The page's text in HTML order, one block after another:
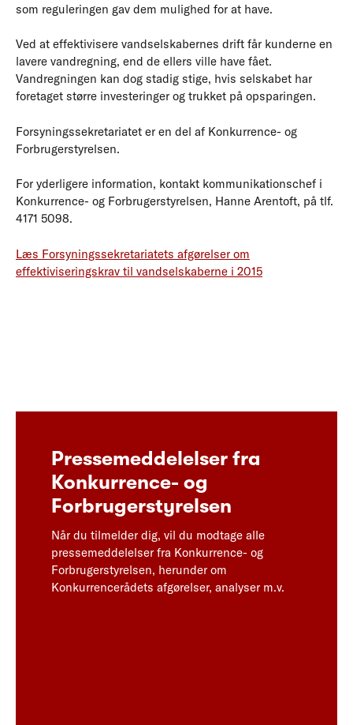
som reguleringen gav dem mulighed for at have.
Ved at effektivisere vandselskabernes drift får kunderne en
lavere vandregning, end de ellers ville have fået.
Vandregningen kan dog stadig stige, hvis selskabet har
foretaget større investeringer og trukket på opsparingen.
Forsyningssekretariatet er en del af Konkurrence- og
Forbrugerstyrelsen.
For yderligere information, kontakt kommunikationschef i
Konkurrence- og Forbrugerstyrelsen, Hanne Arentoft, på tlf.
4171 5098.
Læs Forsyningssekretariatets afgørelser om
effektiviseringskrav til vandselskaberne i 2015
Pressemeddelelser fra
Konkurrence- og
Forbrugerstyrelsen
Når du tilmelder dig, vil du modtage alle
pressemeddelelser fra Konkurrence- og
Forbrugerstyrelsen, herunder om
Konkurrencerådets afgørelser, analyser m.v.